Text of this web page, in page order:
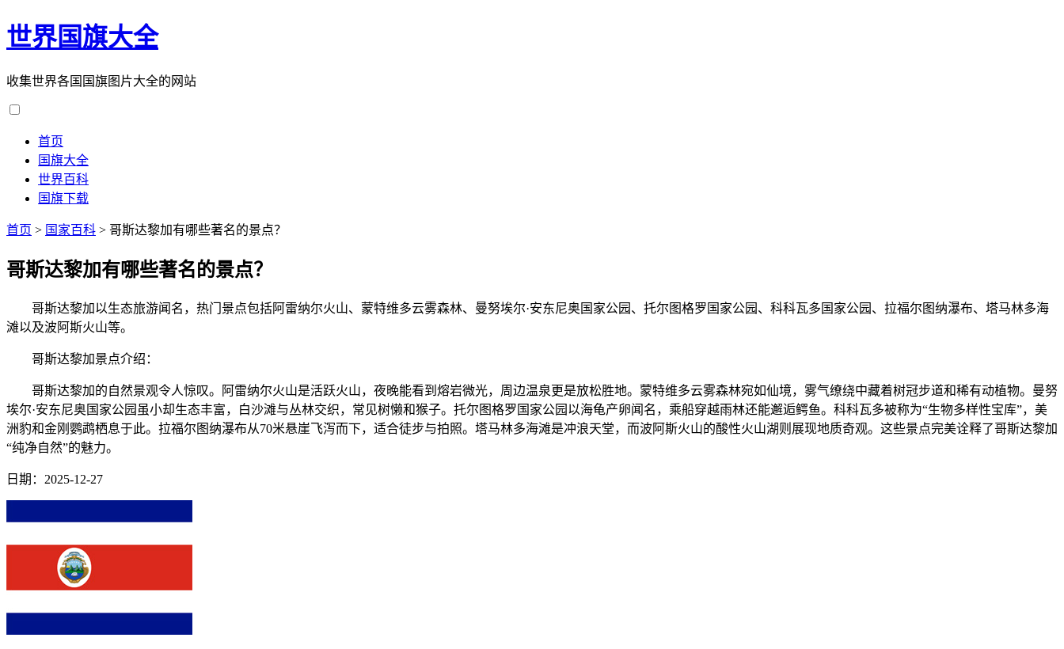
世界国旗大全
收集世界各国国旗图片大全的网站
首页
国旗大全
世界百科
国旗下载
首页 > 国家百科 > 哥斯达黎加有哪些著名的景点？
哥斯达黎加有哪些著名的景点？
哥斯达黎加以生态旅游闻名，热门景点包括阿雷纳尔火山、蒙特维多云雾森林、曼努埃尔·安东尼奥国家公园、托尔图格罗国家公园、科科瓦多国家公园、拉福尔图纳瀑布、塔马林多海
滩以及波阿斯火山等。
哥斯达黎加景点介绍：
哥斯达黎加的自然景观令人惊叹。阿雷纳尔火山是活跃火山，夜晚能看到熔岩微光，周边温泉更是放松胜地。蒙特维多云雾森林宛如仙境，雾气缭绕中藏着树冠步道和稀有动植物。曼努
埃尔·安东尼奥国家公园虽小却生态丰富，白沙滩与丛林交织，常见树懒和猴子。托尔图格罗国家公园以海龟产卵闻名，乘船穿越雨林还能邂逅鳄鱼。科科瓦多被称为“生物多样性宝库”，美
洲豹和金刚鹦鹉栖息于此。拉福尔图纳瀑布从70米悬崖飞泻而下，适合徒步与拍照。塔马林多海滩是冲浪天堂，而波阿斯火山的酸性火山湖则展现地质奇观。这些景点完美诠释了哥斯达黎加
“纯净自然”的魅力。
日期：2025-12-27